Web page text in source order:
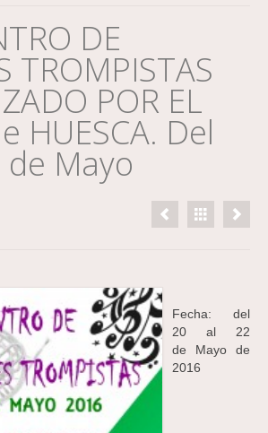
DE
TROMPISTAS
POR EL
HUESCA. Del
Mayo
Fecha: del
20 al 22
de Mayo de
2016